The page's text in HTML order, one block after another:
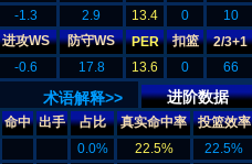
-1.3 2.9 13.4 0
10
进攻WS 防守WS PER 扣篮
2/3+1
-0.6 17.8 13.6 0 66
进阶数据
术语解释>>
命中 出手 占比 真实命中率
投篮效率
0.0% 22.5%
22.5%